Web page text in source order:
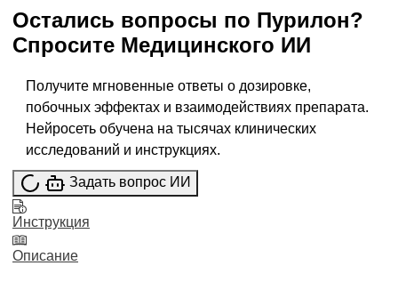
Остались вопросы по Пурилон?
Спросите Медицинского ИИ
Получите мгновенные ответы о дозировке,
побочных эффектах и взаимодействиях препарата.
Нейросеть обучена на тысячах клинических
исследований и инструкциях.
Задать вопрос ИИ
Инструкция
Описание